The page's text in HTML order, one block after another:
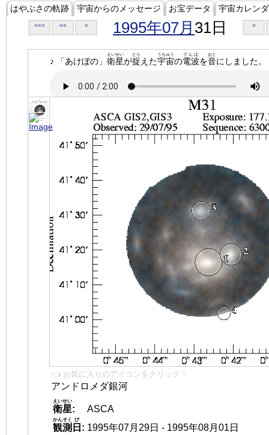
はやぶさの軌跡 宇宙からのメッセージ お宝データ 宇宙カレン
<<< << < 1995年07月 31日 >
♪ 「あけぼの」 衛星
えいせい
が捉
とら
えた宇宙
うちゅう
の電波
でんぱ
を音
おと
にしました。
👈 お気に入りのアイコンをクリック！
アンドロメダ銀河
衛星
えいせい
:
ASCA
観測
かんそく
日
び
: 1995年07月29日 - 1995年08月01日